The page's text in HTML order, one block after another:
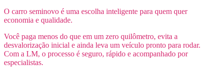
O carro seminovo é uma escolha inteligente para quem quer
economia e qualidade.
Você paga menos do que em um zero quilômetro, evita a
desvalorização inicial e ainda leva um veículo pronto para rodar.
Com a LM, o processo é seguro, rápido e acompanhado por
especialistas.